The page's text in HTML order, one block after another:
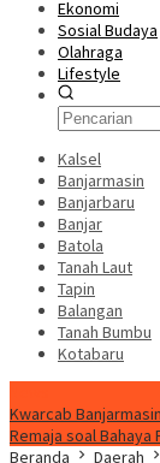
Ekonomi
Sosial Budaya
Olahraga
Lifestyle
Kalsel
Banjarmasin
Banjarbaru
Banjar
Batola
Tanah Laut
Tapin
Balangan
Tanah Bumbu
Kotabaru
Kwarcab
Remaja soal Bahaya
Beranda
Daerah